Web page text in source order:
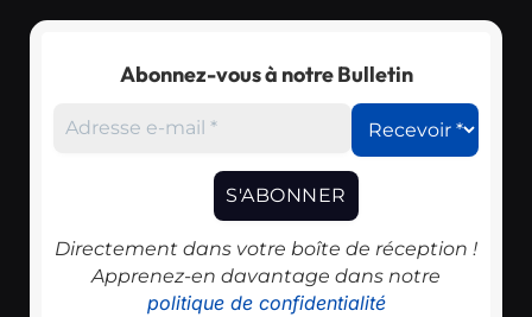
Abonnez-vous à notre Bulletin
Directement dans votre boîte de réception !
Apprenez-en davantage dans notre
politique de confidentialité